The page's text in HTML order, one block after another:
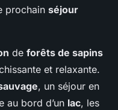
prochain séjour
de forêts de sapins
et relaxante.
, un séjour en
au bord d’un lac, les